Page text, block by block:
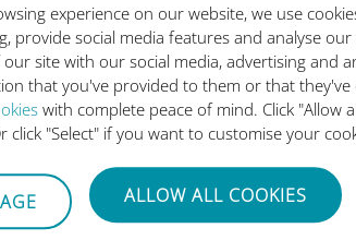
experience on our website, we use
provide social media features and analyse
site with our social media, advertising and
that you've provided to them or that
with complete peace of mind. Click "Allow
click "Select" if you want to customise your
ALLOW ALL COOKIES
eSIM van Ubigi